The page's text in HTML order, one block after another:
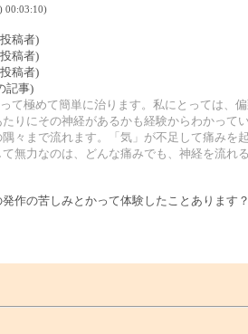
00:03:10)
稿者)
稿者)
稿者)
記事)
て極めて簡単に治ります。私にとっては、
りにその神経があるかも経験からわかって
々まで流れます。「気」が不足して痛み
無力なのは、どんな痛みでも、神経を流れ
作の苦しみとかって体験したことあります？